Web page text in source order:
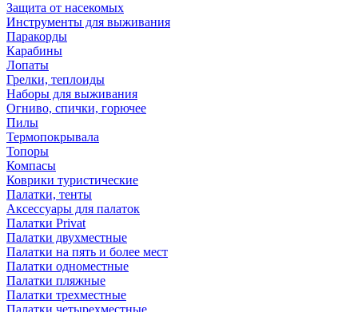
Защита от насекомых
Инструменты для выживания
Паракорды
Карабины
Лопаты
Грелки, теплоиды
Наборы для выживания
Огниво, спички, горючее
Пилы
Термопокрывала
Топоры
Компасы
Коврики туристические
Палатки, тенты
Аксессуары для палаток
Палатки Privat
Палатки двухместные
Палатки на пять и более мест
Палатки одноместные
Палатки пляжные
Палатки трехместные
Палатки четырехместные